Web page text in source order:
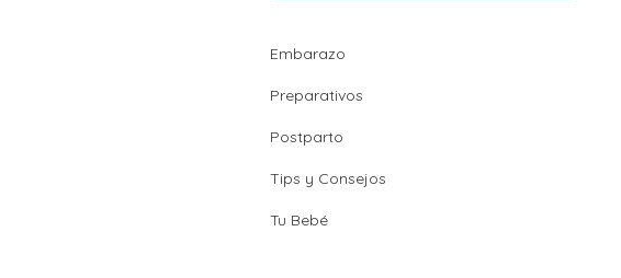
Embarazo
Preparativos
Postparto
Tips y Consejos
Tu Bebé